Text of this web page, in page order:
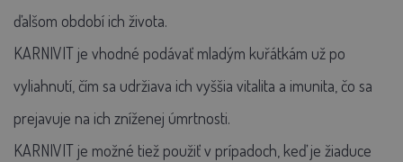
ďalšom období ich života.
KARNIVIT je vhodné podávať mladým kuřátkám už po
vyliahnutí, čím sa udržiava ich vyššia vitalita a imunita, čo sa
prejavuje na ich zníženej úmrtnosti.
KARNIVIT je možné tiež použiť v prípadoch, keď je žiaduce